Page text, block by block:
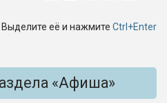
её и нажмите Ctrl+Enter
«Афиша»